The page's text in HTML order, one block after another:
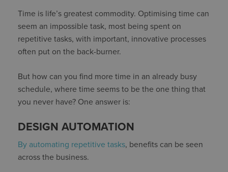
Time is life’s greatest commodity. Optimising time can
seem an impossible task, most being spent on
repetitive tasks, with important, innovative processes
often put on the back-burner.
But how can you find more time in an already busy
schedule, where time seems to be the one thing that
you never have? One answer is:
DESIGN AUTOMATION
By automating repetitive tasks, benefits can be seen
across the business.